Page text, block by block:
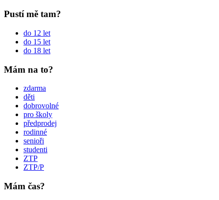
Pustí mě tam?
do 12 let
do 15 let
do 18 let
Mám na to?
zdarma
děti
dobrovolné
pro školy
předprodej
rodinné
senioři
studenti
ZTP
ZTP/P
Mám čas?